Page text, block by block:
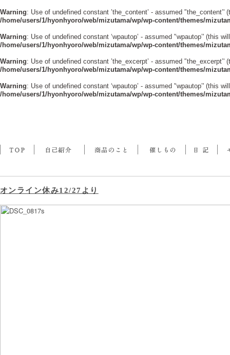
Warning: Use of undefined constant ’the_content’ - assumed
/home/users/1/hyonhyoro/web/mizutama/wp/wp-content/themes/
Warning: Use of undefined constant ‘wpautop’ - assumed '‘wpautop’' (this
/home/users/1/hyonhyoro/web/mizutama/wp/wp-content/themes/
Warning: Use of undefined constant ’the_excerpt’ - assumed
/home/users/1/hyonhyoro/web/mizutama/wp/wp-content/themes/
Warning: Use of undefined constant ‘wpautop’ - assumed '‘wpautop’' (this
/home/users/1/hyonhyoro/web/mizutama/wp/wp-content/themes/
オンライン休み12/27より